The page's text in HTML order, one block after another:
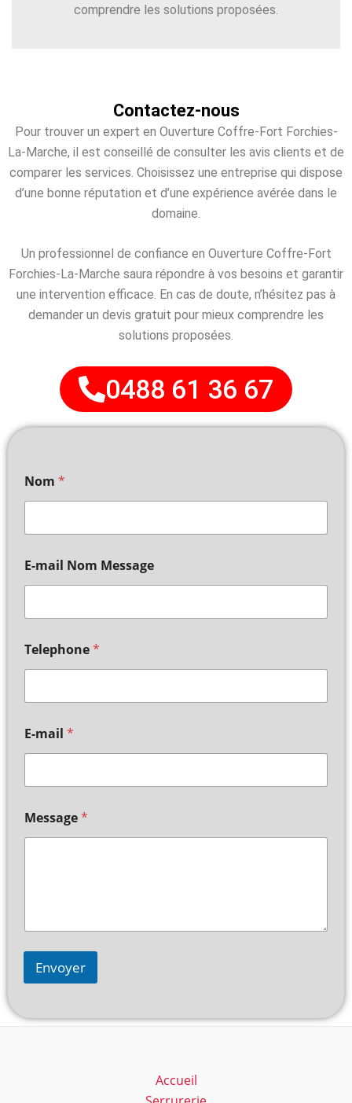
comprendre les solutions proposées.
Contactez-nous
Pour trouver un expert en Ouverture Coffre-Fort Forchies-
La-Marche, il est conseillé de consulter les avis clients et de
comparer les services. Choisissez une entreprise qui dispose
d’une bonne réputation et d’une expérience avérée dans le
domaine.
Un professionnel de confiance en Ouverture Coffre-Fort
Forchies-La-Marche saura répondre à vos besoins et garantir
une intervention efficace. En cas de doute, n’hésitez pas à
demander un devis gratuit pour mieux comprendre les
solutions proposées.
0488 61 36 67
Nom *
E-mail Nom Message
Telephone*
E-mail *
Message*
Envoyer
Accueil